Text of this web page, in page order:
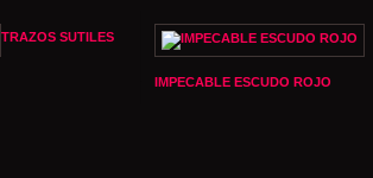
TRAZOS SUTILES
IMPECABLE ESCUDO ROJO